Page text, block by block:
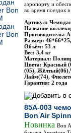
аэропорту и
во время поездок
Артикул:
Название
Производитель:
Размер:
Объём: 53 л
Вес: 3,4 кг
Материал:
Цвета: Красный
(05),
Лайм(74),
Гарантия: 2 года
85A-003
Bon Air
Новинка Bon